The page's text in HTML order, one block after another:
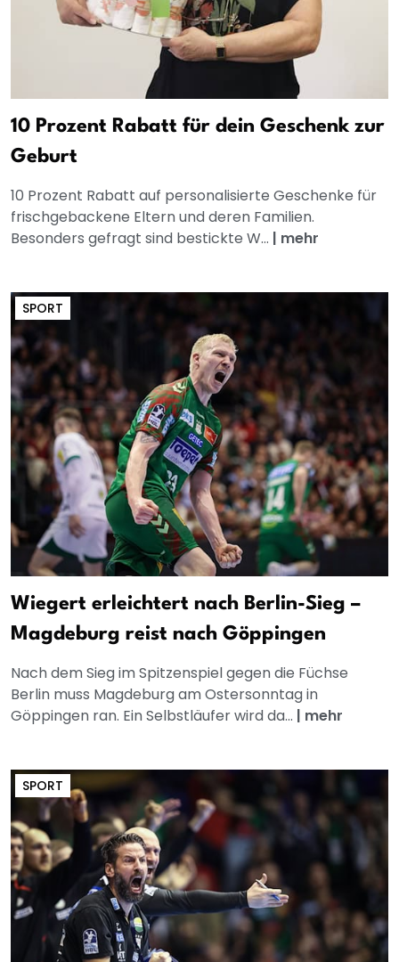
10 Prozent Rabatt für dein Geschenk zur
Geburt
10 Prozent Rabatt auf personalisierte Geschenke für
frischgebackene Eltern und deren Familien.
Besonders gefragt sind bestickte W... | mehr
SPORT
Wiegert erleichtert nach Berlin-Sieg –
Magdeburg reist nach Göppingen
Nach dem Sieg im Spitzenspiel gegen die Füchse
Berlin muss Magdeburg am Ostersonntag in
Göppingen ran. Ein Selbstläufer wird da... | mehr
SPORT